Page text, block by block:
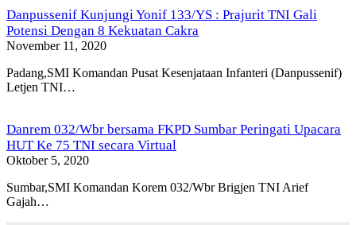
Danpussenif Kunjungi Yonif 133/YS : Prajurit TNI Gali
Potensi Dengan 8 Kekuatan Cakra
November 11, 2020
Padang,SMI Komandan Pusat Kesenjataan Infanteri (Danpussenif)
Letjen TNI…
Danrem 032/Wbr bersama FKPD Sumbar Peringati Upacara
HUT Ke 75 TNI secara Virtual
Oktober 5, 2020
Sumbar,SMI Komandan Korem 032/Wbr Brigjen TNI Arief
Gajah…